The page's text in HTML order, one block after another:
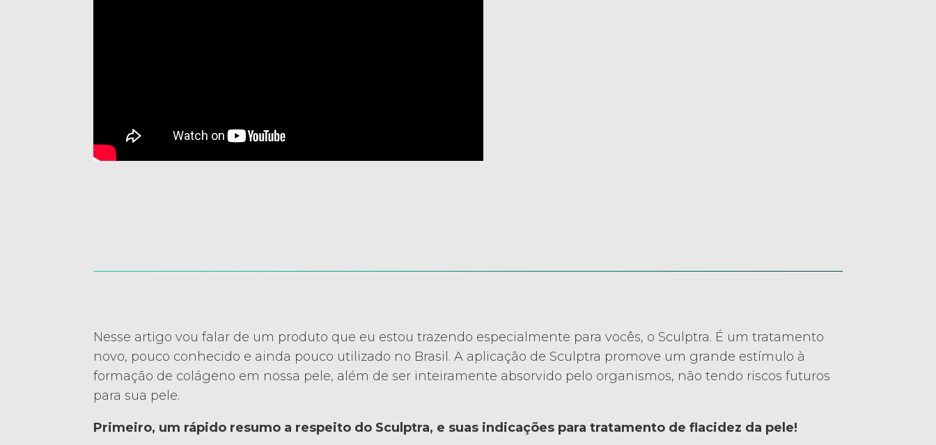
Nesse artigo vou falar de um produto que eu estou trazendo especialmente para vocês, o Sculptra. É um tratamento
novo, pouco conhecido e ainda pouco utilizado no Brasil. A aplicação de Sculptra promove um grande estímulo à
formação de colágeno em nossa pele, além de ser inteiramente absorvido pelo organismos, não tendo riscos futuros
para sua pele.
Primeiro, um rápido resumo a respeito do Sculptra, e suas indicações para tratamento de flacidez da pele!